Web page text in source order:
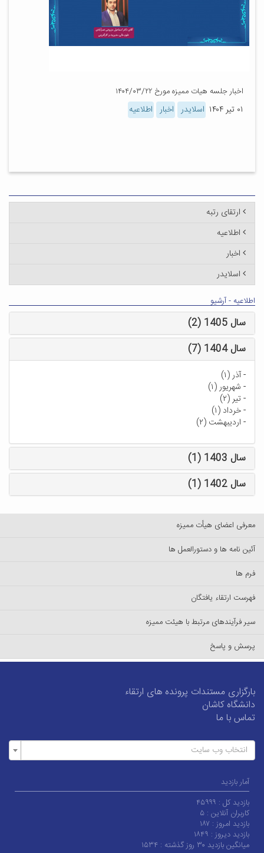
اخبار جلسه هیات ممیزه مورخ ۱۴۰۴/۰۳/۲۲
۰۱ تیر ۱۴۰۴ اسلایدر اخبار اطلاعیه
ارتقای رتبه
اطلاعیه
اخبار
اسلایدر
اطلاعیه - آرشیو
سال 1405 (2)
سال 1404 (7)
-آذر (۱)
- شهریور (۱)
-تیر (۲)
-خرداد (۱)
- اردیبهشت (۲)
سال 1403 (1)
سال 1402 (1)
معرفی اعضای هیأت ممیزه
آئین نامه ها و دستورالعمل ها
فرم ها
فهرست ارتقاء یافتگان
سیر فرآیندهای مرتبط با هیئت ممیزه
پرسش و پاسخ
بارگزاری مستندات پرونده های ارتقاء
دانشگاه کاشان
تماس با ما
انتخاب وب سایت
آمار بازدید
بازدید کل : ۴۵۹۹۹
کاربران آنلاین : ۵
بازدید امروز : ۱۸۷
بازدید دیروز : ۱۸۴۹
میانگین بازدید ۳۰ روز گذشته :
۱۵۳۴